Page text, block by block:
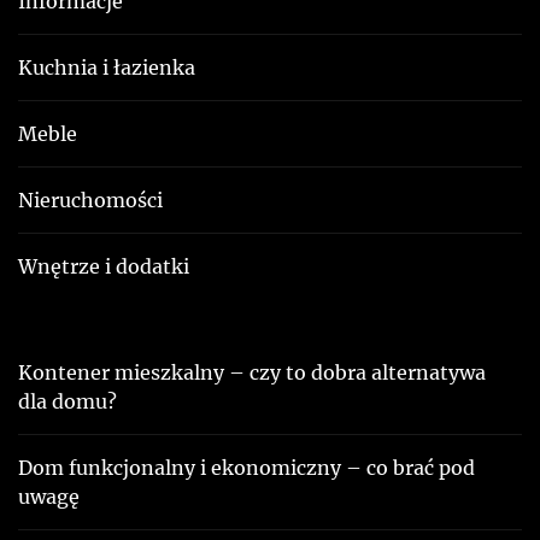
Kuchnia i łazienka
Meble
Nieruchomości
Wnętrze i dodatki
Kontener mieszkalny – czy to dobra alternatywa
dla domu?
Dom funkcjonalny i ekonomiczny – co brać pod
uwagę